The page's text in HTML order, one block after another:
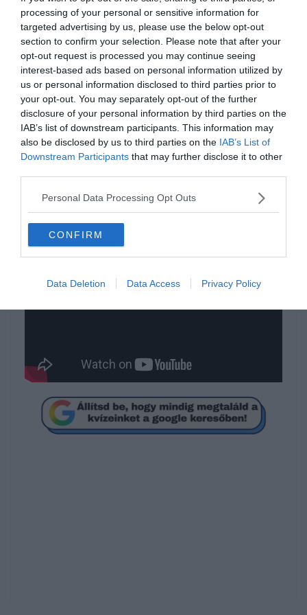
processing of your personal or sensitive information for
targeted advertising by us, please use the below opt-out
section to confirm your selection. Please note that after your
opt-out request is processed you may continue seeing
interest-based ads based on personal information utilized by
us or personal information disclosed to third parties prior to
your opt-out. You may separately opt-out of the further
disclosure of your personal information by third parties on the
IAB’s list of downstream participants. This information may
also be disclosed by us to third parties on the IAB’s List of
Downstream Participants that may further disclose it to other
Personal Data Processing Opt Outs
CONFIRM
Data Deletion Data Access Privacy Policy
megvizsgálják őket, majd sértetlenül elengedik őket.
A béka számára előnyös, ha a pók közelében él, mivel megeszi
azokat a kis gerincteleneket, amelyek a pók által hagyott zsákmány
maradványaihoz vonzódtak. A béka feltehetően hasznot húz a
védelemben is: az ilyen kis békák a kígyók és a nagyobb ízeltlábúak
zsákmányai, így a béka egyfajta „védelmet” kap egy nagy,
félelmetes pók testőrtől.
De persze a pók sem csak kiskedvencként tartja a békát. Hasznot
húzhat a jelenlétéből, ugyanis a mikroilidák a hangyák evésére
specializálódtak, és a hangyák a póktojások fő ragadozói. A
hangyák elfogyasztásával a mikroilidák segíthetnek a pók